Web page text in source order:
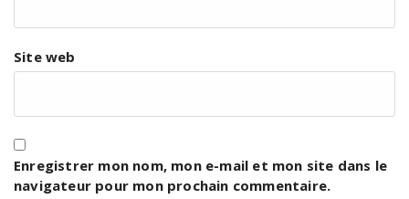
Site web
Enregistrer mon nom, mon e-mail et mon site dans le
navigateur pour mon prochain commentaire.